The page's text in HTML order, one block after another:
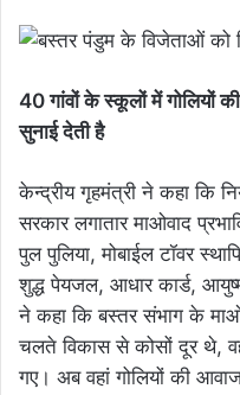
40 गांवों के स्कूलों में गोलियों
सुनाई देती है
केन्द्रीय गृहमंत्री ने कहा कि
सरकार लगातार माओवाद
पुल पुलिया, मोबाईल टॉवर
शुद्ध पेयजल, आधार कार्ड,
ने कहा कि बस्तर संभाग के
चलते विकास से कोसों दूर थे,
गए। अब वहां गोलियों की